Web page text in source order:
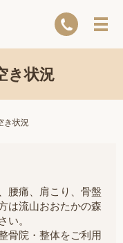
き状況
き状況
腰痛、肩こり、骨盤
は流山おおたかの森
い。
骨院・整体をご利用